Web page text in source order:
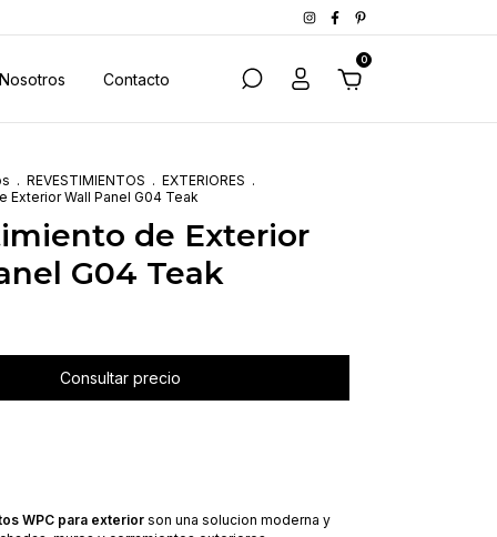
Nosotros Contacto
0
. REVESTIMIENTOS . EXTERIORES .
Exterior Wall Panel G04 Teak
de Exterior
G04 Teak
WPC para exteriorson una solucion moderna y